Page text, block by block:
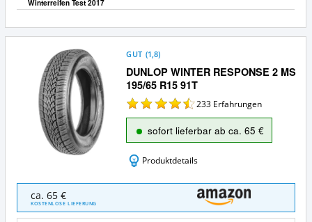
Winterreifen Test 2017
DUNLOP WINTER RESPONSE 2 MS
195/65 R15 91T
GUT (1,8)
233 Erfahrungen
sofort lieferbar ab ca. 65 €
Produktdetails
DUNLOP
WINTER
RESPONSE
ca. 65 €
KOSTENLOSE LIEFERUNG